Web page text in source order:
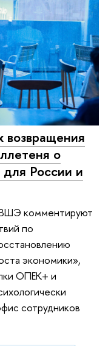
возвращения
о
России и
комментируют
по
экономики»,
ОПЕК+ и
сотрудников